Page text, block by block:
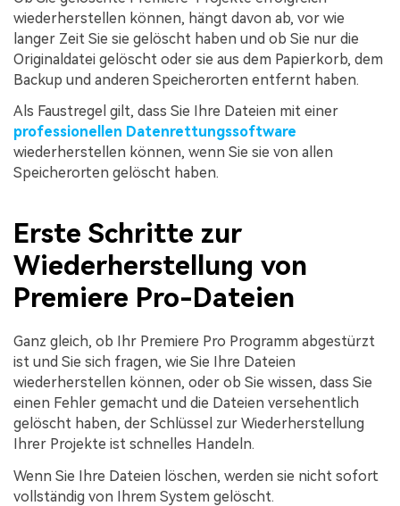
wiederherstellen können, hängt davon ab, vor wie
langer Zeit Sie sie gelöscht haben und ob Sie nur die
Originaldatei gelöscht oder sie aus dem Papierkorb, dem
Backup und anderen Speicherorten entfernt haben.
Als Faustregel gilt, dass Sie Ihre Dateien mit einer
professionellen Datenrettungssoftware
wiederherstellen können, wenn Sie sie von allen
Speicherorten gelöscht haben.
Erste Schritte zur
Wiederherstellung von
Premiere Pro-Dateien
Ganz gleich, ob Ihr Premiere Pro Programm abgestürzt
ist und Sie sich fragen, wie Sie Ihre Dateien
wiederherstellen können, oder ob Sie wissen, dass Sie
einen Fehler gemacht und die Dateien versehentlich
gelöscht haben, der Schlüssel zur Wiederherstellung
Ihrer Projekte ist schnelles Handeln.
Wenn Sie Ihre Dateien löschen, werden sie nicht sofort
vollständig von Ihrem System gelöscht.